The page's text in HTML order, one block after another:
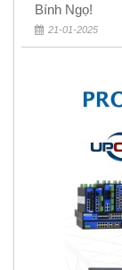
Bính Ngọ!
21-01-2025